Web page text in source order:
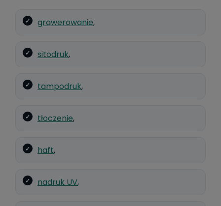
grawerowanie,
sitodruk,
tampodruk,
tłoczenie,
haft,
nadruk UV,